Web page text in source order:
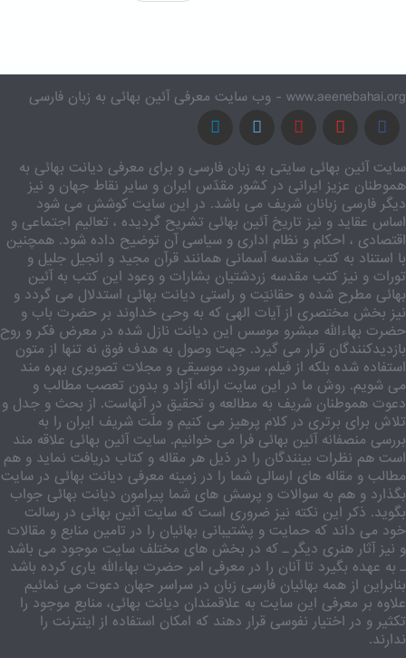
www.aeenebahai.org - وب سایت معرفی آئین بهائی به زبان فارسی
سایت آئین بهائی سایتی به زبان فارسی و برای معرفی دیانت بهائی به
هموطنان عزیز ایرانی در کشور مقدّس ایران و سایر نقاط جهان و نیز
دیگر فارسی زبانان شریف می باشد. در این سایت کوشش می شود
اساس عقاید و نیز تاریخ آئین بهائی تشریح گردیده ، تعالیم اجتماعی و
اقتصادی ، احکام و نظام اداری و سیاسی آن توضیح داده شود. همچنین
با استناد به کتب مقدسه آسمانی همانند قرآن مجید و انجیل جلیل و
تورات و نیز کتب مقدسه زردشتیان بشارات و وعود این کتب به آئین
بهائی مطرح شده و حقانیّت و راستی دیانت بهائی استدلال می گردد و
نیز بخش مختصری از آیات الهی که به وحی خداوند بر حضرت باب و
حضرت بهاءالله مبشرو موسس این دیانت نازل شده در معرض فکر و روح
بازدیدکنندگان قرار می گیرد. جهت وصول به هدف فوق نه تنها از متون
استفاده شده بلکه از فیلم، سرود، موسیقی و مجلات تصویری بهره مند
می شویم. روش ما در این سایت ارائه آزاد و بدون تعصب مطالب و
دعوت هموطنان شریف به مطالعه و تحقیق در آنهاست. از بحث و جدل و
تلاش برای برتری در کلام پرهیز می کنیم و ملّت شریف ایران را به
بررسی منصفانه آئین بهائی فرا می خوانیم. سایت آئین بهائی علاقه مند
است هم نظرات بینندگان را در ذیل هر مقاله و کتاب دریافت نماید و هم
مطالب و مقاله های ارسالی شما را در زمینه معرفی دیانت بهائی در سایت
بگذارد و هم به سوالات و پرسش های شما پیرامون دیانت بهائی جواب
بگوید. ذکر این نکته نیز ضروری است که سایت آئین بهائی در رسالت
خود می داند که حمایت و پشتیبانی بهائیان را در تامین منابع و مقالات
و نیز آثار هنری دیگر ـ که در بخش های مختلف سایت موجود می باشد
ـ به عهده بگیرد تا آنان را در معرفی امر حضرت بهاءالله یاری کرده باشد
بنابراین از همه بهائیان فارسی زبان در سراسر جهان دعوت می نمائیم
علاوه بر معرفی این سایت به علاقمندان دیانت بهائی، منابع موجود را
تکثیر و در اختیار نفوسی قرار دهند که امکان استفاده از اینترنت را
ندارند.